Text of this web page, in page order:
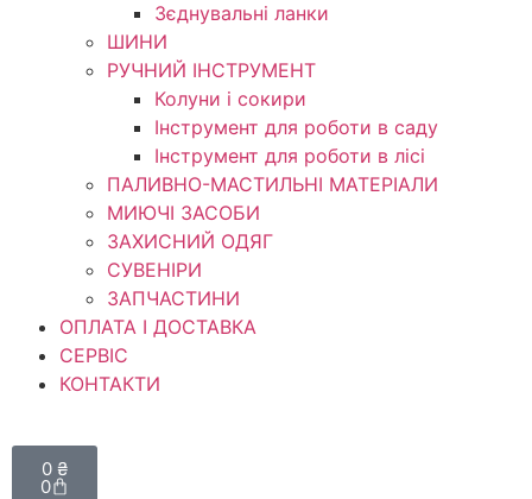
Зєднувальні ланки
ШИНИ
РУЧНИЙ ІНСТРУМЕНТ
Колуни і сокири
Інструмент для роботи в саду
Інструмент для роботи в лісі
ПАЛИВНО-МАСТИЛЬНІ МАТЕРІАЛИ
МИЮЧІ ЗАСОБИ
ЗАХИСНИЙ ОДЯГ
СУВЕНІРИ
ЗАПЧАСТИНИ
ОПЛАТА І ДОСТАВКА
СЕРВІС
КОНТАКТИ
0 ₴
0